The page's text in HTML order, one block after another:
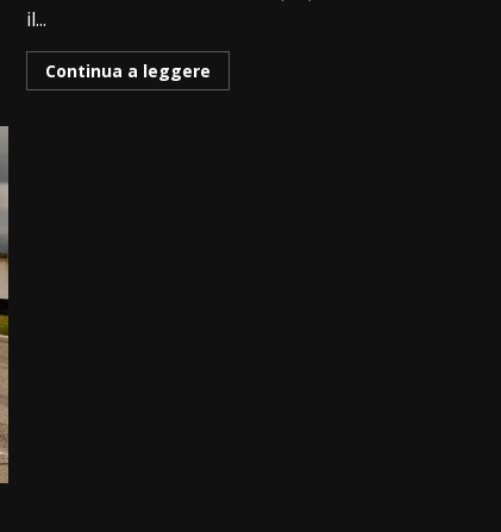
il...
Continua a leggere